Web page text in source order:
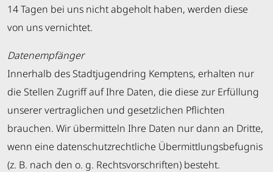
14 Tagen bei uns nicht abgeholt haben, werden diese
von uns vernichtet.
Datenempfänger
Innerhalb des Stadtjugendring Kemptens, erhalten nur
die Stellen Zugriff auf Ihre Daten, die diese zur Erfüllung
unserer vertraglichen und gesetzlichen Pflichten
brauchen. Wir übermitteln Ihre Daten nur dann an Dritte,
wenn eine datenschutzrechtliche Übermittlungsbefugnis
(z. B. nach den o. g. Rechtsvorschriften) besteht.